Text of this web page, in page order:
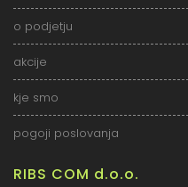
o podjetju
akcije
kje smo
pogoji poslovanja
RIBS COM d.o.o.